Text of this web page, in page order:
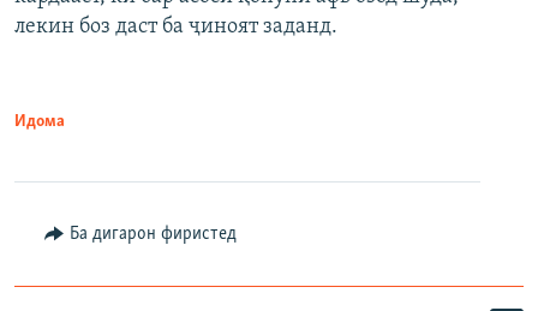
лекин боз даст ба ҷиноят заданд.
Идома
Ба дигарон фиристед